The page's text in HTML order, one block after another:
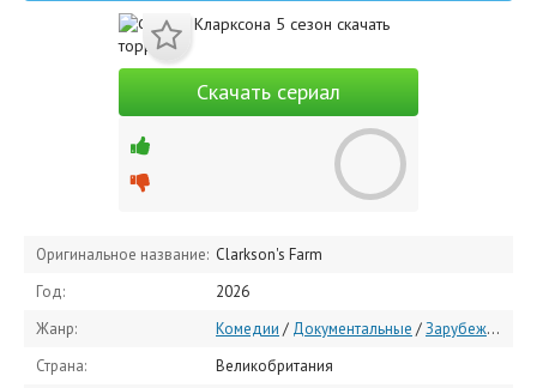
Скачать сериал
Оригинальное название: Clarkson's Farm
Год:
2026
Жанр:
Комедии / Документальные /Зарубежные сериалы
Страна:
Великобритания